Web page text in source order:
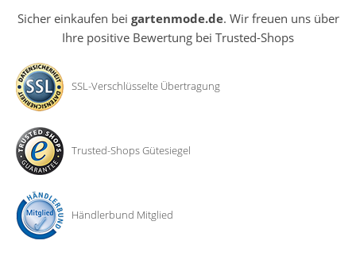
Sicher einkaufen bei gartenmode.de. Wir freuen uns über
Ihre positive Bewertung bei Trusted-Shops
SSL-Verschlüsselte Übertragung
Trusted-Shops Gütesiegel
Händlerbund Mitglied